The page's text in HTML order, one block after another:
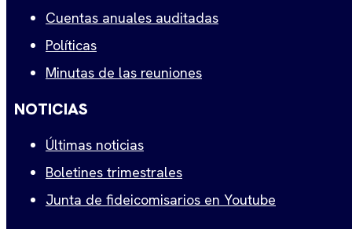
Cuentas anuales auditadas
Políticas
Minutas de las reuniones
NOTICIAS
Últimas noticias
Boletines trimestrales
Junta de fideicomisarios en Youtube